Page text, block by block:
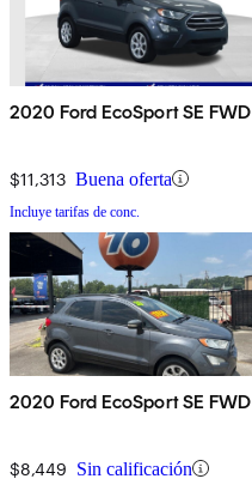
2020 Ford EcoSport SE FWD
$11,313 Buena oferta
Incluye tarifas de conc.
2020 Ford EcoSport SE FWD
$8,449 Sin calificación